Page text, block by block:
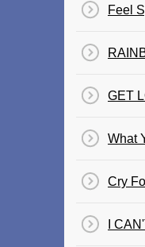
Feel
GET
What
Cry
I